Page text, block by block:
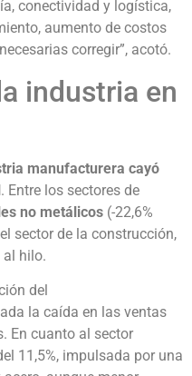
conectividad y logística,
aumento de costos
corregir”, acotó.
industria en
manufacturera cayó
. Entre los sectores de
no metálicos (-22,6%
sector de la construcción,
al hilo.
del
la caída en las ventas
En cuanto al sector
11,5%, impulsada por una